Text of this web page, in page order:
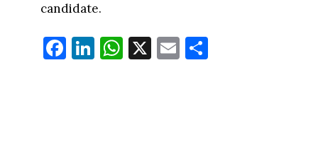
candidate.
Fa
ce
Li
nk
W
ha
X E
m
Pa
rt